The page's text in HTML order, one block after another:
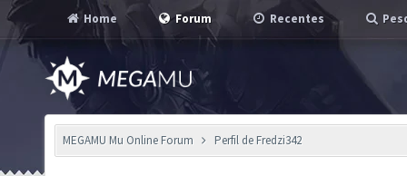
Home Forum Recentes
MEGAMU Mu Online Forum Perfil de Fredzi342